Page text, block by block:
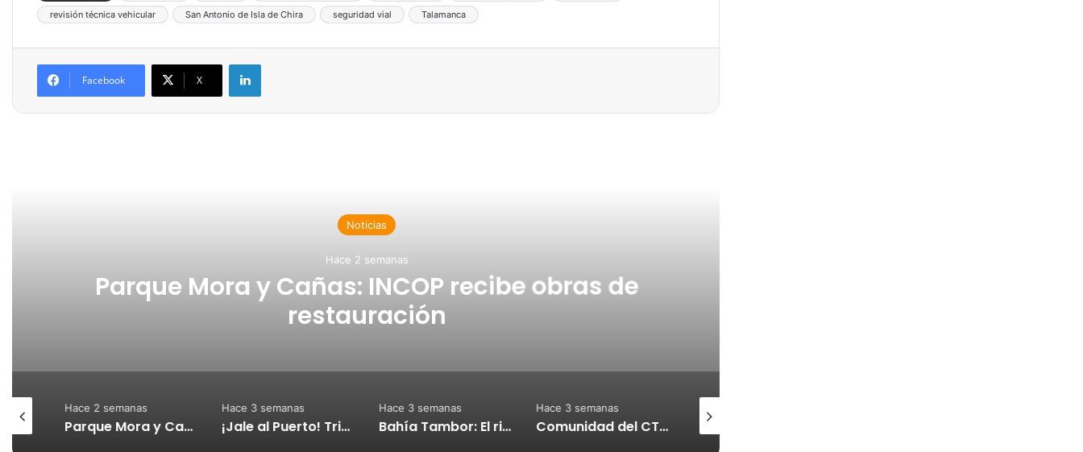
revisión técnica vehicular
San Antonio de Isla de Chira seguridad vial Talamanca
Facebook X
LinkedIn
Noticias
Hace 2 semanas
Parque Mora y Cañas: INCOP recibe obras de
restauración
Hace 2 semanas
Parque Mora y Cañas: INCOP recibe obras de restauración
Hace 3 semanas
¡Jale al Puerto! Triatlón Paseo de los Turistas 2026 impulsará el turismo y la economía de Puntarenas este fin de semana
Hace 3 semanas
Bahía Tambor: El rincón puntarenense que conquista a los atletas del mundo
Hace 3 semanas
Comunidad del CTP de Puntarenas celebra mejoras en sus instalaciones tras años de espera